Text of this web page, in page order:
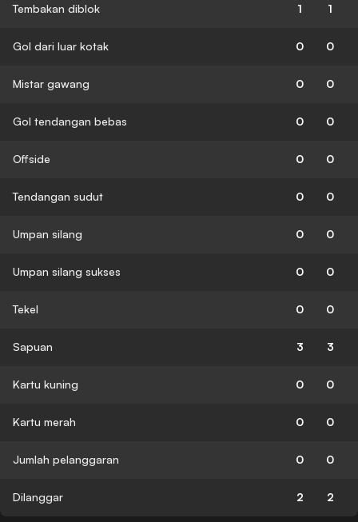
Tembakan diblok 1 1
Gol dari luar kotak 0 0
Mistar gawang 0 0
Gol tendangan bebas 0 0
Offside 0 0
Tendangan sudut 0 0
Umpan silang 0 0
Umpan silang sukses 0 0
Tekel 0 0
Sapuan 3 3
Kartu kuning 0 0
Kartu merah 0 0
Jumlah pelanggaran 0 0
Dilanggar 2 2